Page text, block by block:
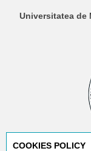
Universitatea de
COOKIES POLICY